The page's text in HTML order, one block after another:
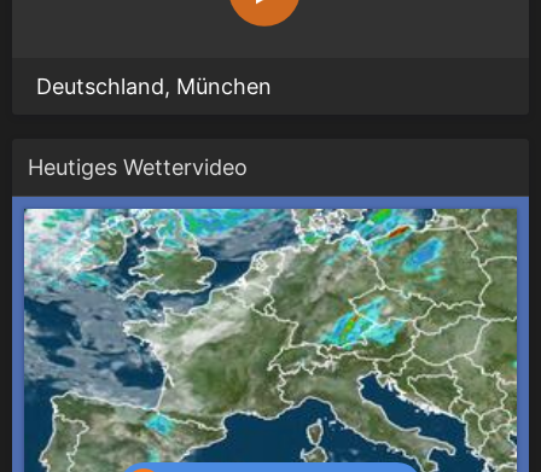
Deutschland, München
Heutiges Wettervideo